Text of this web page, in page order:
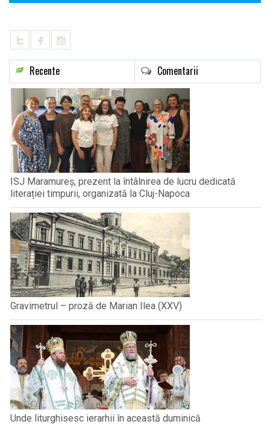
Recente Comentarii
ISJ Maramureș, prezent la întâlnirea de lucru dedicată
literației timpurii, organizată la Cluj-Napoca
Gravimetrul – proză de Marian Ilea (XXV)
Unde liturghisesc ierarhii în această duminică